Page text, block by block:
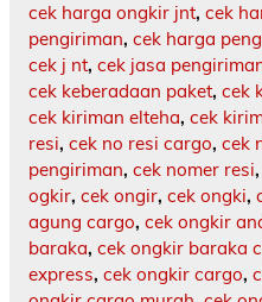
cek harga ongkir jnt, cek
pengiriman, cek harga
cek j nt, cek jasa
cek keberadaan paket, cek
cek kiriman elteha, cek
resi, cek no resi cargo, cek
pengiriman, cek nomer resi,
ogkir, cek ongir, cek ongki,
agung cargo, cek ongkir
baraka, cek ongkir baraka
express, cek ongkir cargo,